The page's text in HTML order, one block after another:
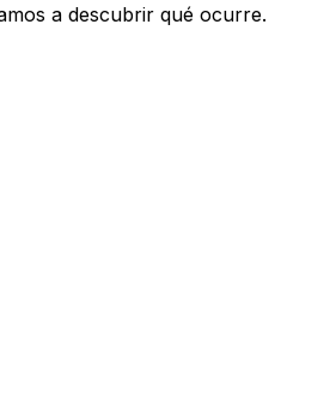
a descubrir qué ocurre.